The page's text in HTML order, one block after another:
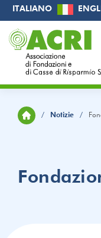
ITALIANO
/ Notizie /